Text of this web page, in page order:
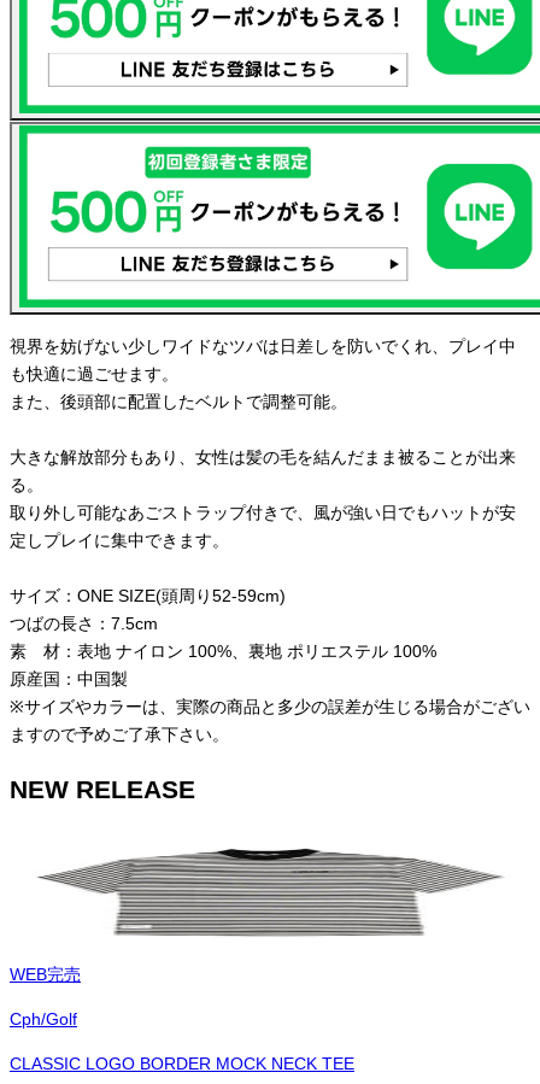
視界を妨げない少しワイドなツバは日差しを防いでくれ、プレイ中
も快適に過ごせます。
また、後頭部に配置したベルトで調整可能。
大きな解放部分もあり、女性は髪の毛を結んだまま被ることが出来
る。
取り外し可能なあごストラップ付きで、風が強い日でもハットが安
定しプレイに集中できます。
サイズ：ONE SIZE(頭周り52-59cm)
つばの長さ：7.5cm
素 材：表地 ナイロン 100%、裏地 ポリエステル 100%
原産国：中国製
※サイズやカラーは、実際の商品と多少の誤差が生じる場合がござい
ますので予めご了承下さい。
NEW RELEASE
WEB完売
Cph/Golf
CLASSIC LOGO BORDER MOCK NECK TEE